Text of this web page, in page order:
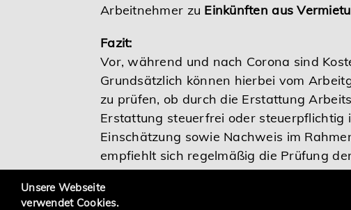
Arbeitnehmer zu Einkünften aus
Fazit:
Vor, während und nach Corona sind
Grundsätzlich können hierbei vom
zu prüfen, ob durch die Erstattung
Erstattung steuerfrei oder
Einschätzung sowie Nachweis im
empfiehlt sich regelmäßig die Prüfung
Ihren Steuerberater, als auch in
Unsere Webseite
verwendet Cookies.